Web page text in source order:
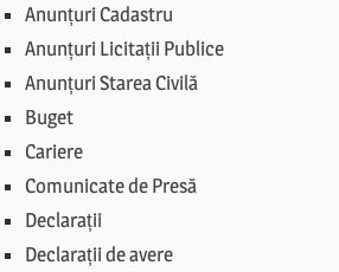
Anunțuri Cadastru
Anunțuri Licitații Publice
Anunțuri Starea Civilă
Buget
Cariere
Comunicate de Presă
Declarații
Declarații de avere